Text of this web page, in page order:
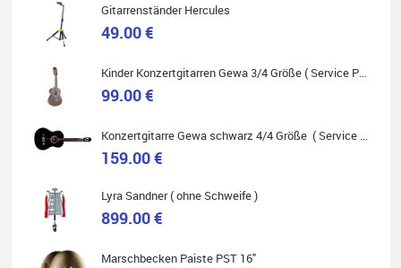
Quelle: Google-Rezension
Bella :D
Klein...aber fein!
Gitarrenständer Hercules
49.00 €
Kinder Konzertgitarren Gewa 3/4 Größe ( Service Preis inkl. Werkstatt Service )
99.00 €
Konzertgitarre Gewa schwarz 4/4 Größe ( Service Preis inkl. Werkstatt Service )
159.00 €
Lyra Sandner ( ohne Schweife )
899.00 €
Marschbecken Paiste PST 16"